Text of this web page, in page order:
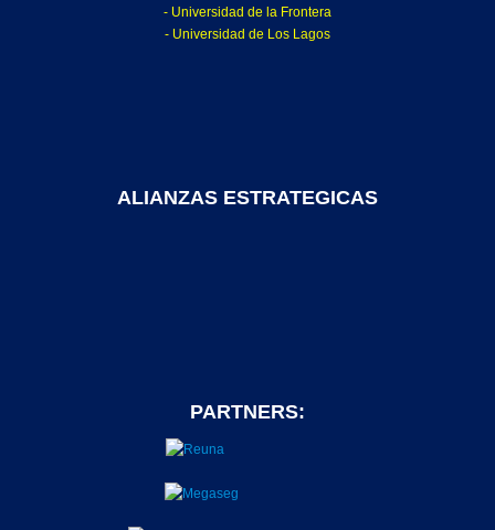
- Universidad de la Frontera
- Universidad de Los Lagos
ALIANZAS ESTRATEGICAS
PARTNERS: